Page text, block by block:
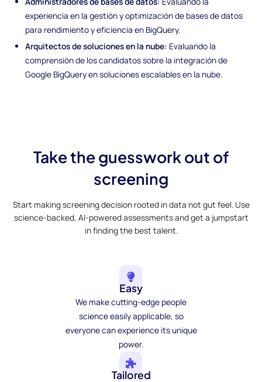
experiencia en la gestión y optimización de bases de datos
para rendimiento y eficiencia en BigQuery.
Arquitectos de soluciones en la nube: Evaluando la
comprensión de los candidatos sobre la integración de
Google BigQuery en soluciones escalables en la nube.
Take the guesswork out of
screening
Start making screening decision rooted in data not gut feel. Use
science-backed, AI-powered assessments and get a jumpstart
in finding the best talent.
Easy
We make cutting-edge people
science easily applicable, so
everyone can experience its unique
power.
Tailored